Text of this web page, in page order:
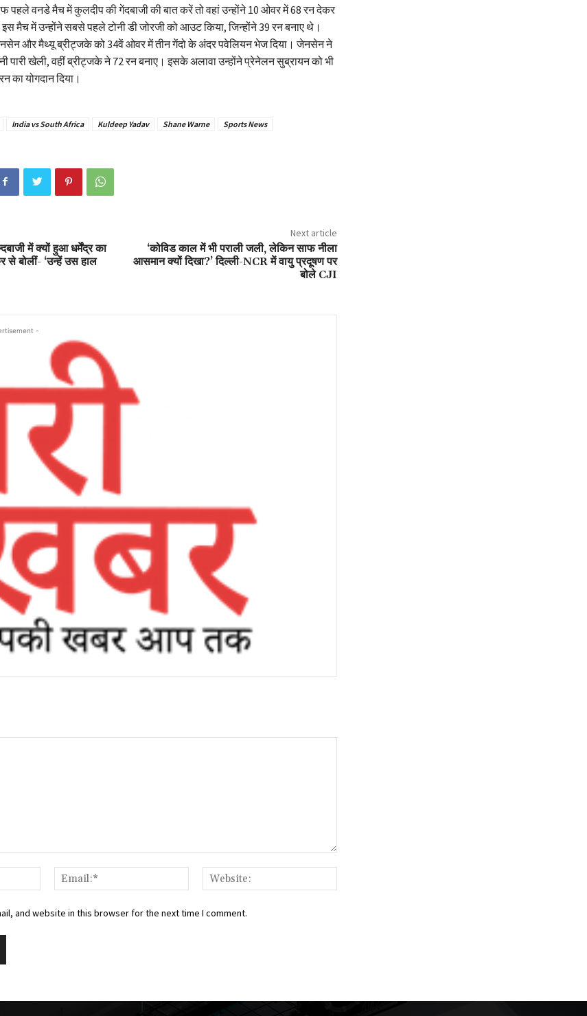
वनडे मैच में कुलदीप की गेंदबाजी की बात करें तो वहां उन्होंने 10 ओवर में 68 रन देकर
मैच में उन्होंने सबसे पहले टोनी डी जोरजी को आउट किया, जिन्होंने 39 रन बनाए थे।
जेनसेन और मैथ्यू ब्रीट्जके को 34वें ओवर में तीन गेंदो के अंदर पवेलियन भेज दिया। जेनसेन ने
पारी खेली, वहीं ब्रीट्जके ने 72 रन बनाए। इसके अलावा उन्होंने प्रेनेलन सुब्रायन को भी
का योगदान दिया।
India vs South Africa Kuldeep Yadav Shane Warne
Sports News
में क्यों हुआ धर्मेंद्र का
से बोलीं- ‘उन्हें उस हाल
Next article
‘कोविड काल में भी पराली जली, लेकिन साफ नीला
आसमान क्यों दिखा?’ दिल्ली-NCR में वायु प्रदूषण पर
बोले CJI
-
Name:*
Email:*
and website in this browser for the next time I comment.